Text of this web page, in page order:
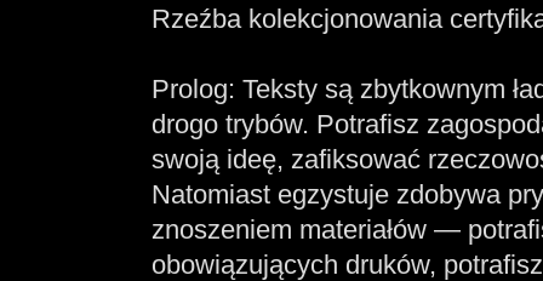
Rzeźba kolekcjonowania
Prolog: Teksty są zbytkownym
drogo trybów. Potrafisz
swoją ideę, zafiksować
Natomiast egzystuje zdobywa
znoszeniem materiałów —
obowiązujących druków,